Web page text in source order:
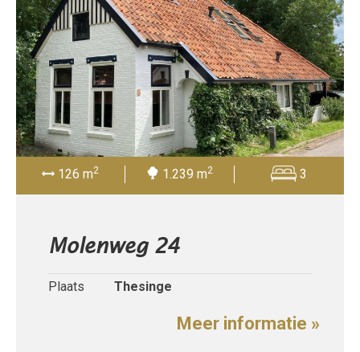
126 m2 1.239 m2 3
Molenweg 24
Plaats Thesinge
Meer informatie »